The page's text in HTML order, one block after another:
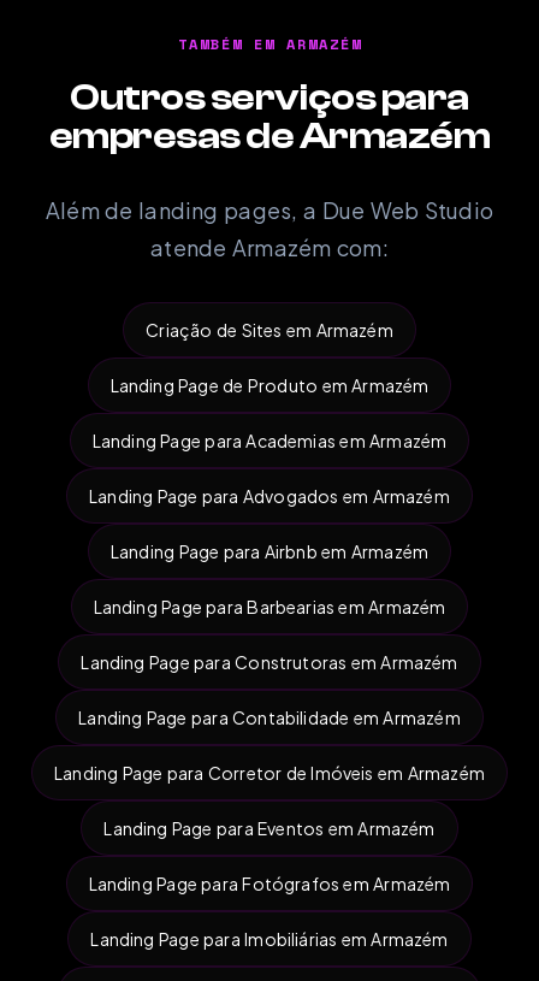
TAMBÉM EM ARMAZÉM
Outros serviços para
empresas de Armazém
Além de landing pages, a Due Web Studio
atende Armazém com:
Criação de Sites em Armazém
Landing Page de Produto em Armazém
Landing Page para Academias em Armazém
Landing Page para Advogados em Armazém
Landing Page para Airbnb em Armazém
Landing Page para Barbearias em Armazém
Landing Page para Construtoras em Armazém
Landing Page para Contabilidade em Armazém
Landing Page para Corretor de Imóveis em Armazém
Landing Page para Eventos em Armazém
Landing Page para Fotógrafos em Armazém
Landing Page para Imobiliárias em Armazém